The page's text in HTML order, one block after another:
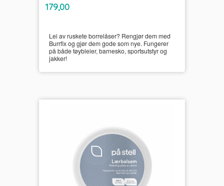
Pris
179,00mva.
Lei av ruskete borrelåser? Rengjør dem med
Burrfix og gjør dem gode som nye. Fungerer
på både tøybleier, barnesko, sportsutstyr og
jakker!